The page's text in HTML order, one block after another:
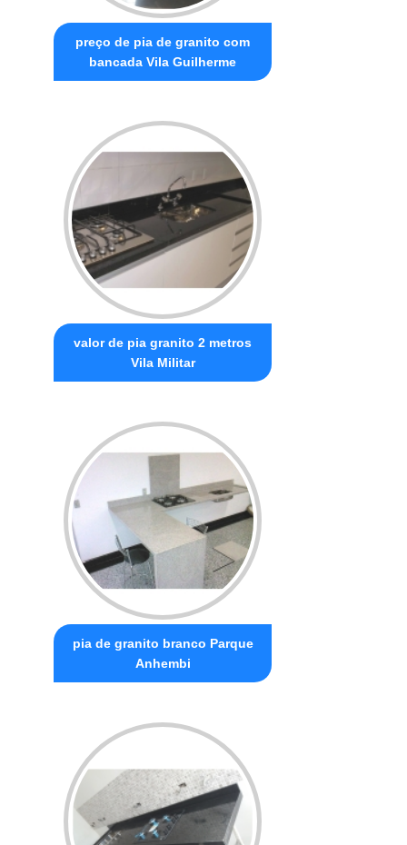
preço de pia de granito com
bancada Vila Guilherme
valor de pia granito 2 metros
Vila Militar
pia de granito branco Parque
Anhembi